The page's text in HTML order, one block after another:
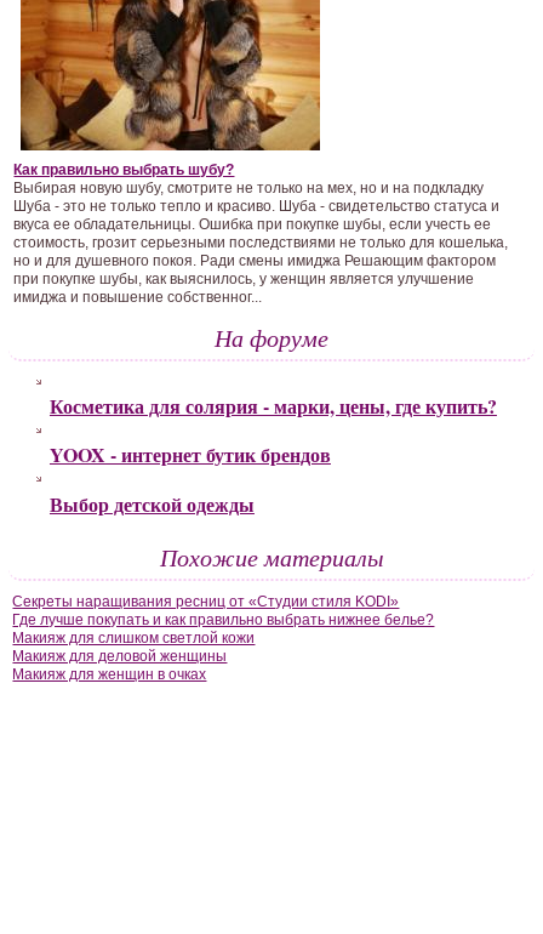
Как правильно выбрать шубу?
Выбирая новую шубу, смотрите не только на мех, но и на подкладку
Шуба - это не только тепло и красиво. Шуба - свидетельство статуса и
вкуса ее обладательницы. Ошибка при покупке шубы, если учесть ее
стоимость, грозит серьезными последствиями не только для кошелька,
но и для душевного покоя. Ради смены имиджа Решающим фактором
при покупке шубы, как выяснилось, у женщин является улучшение
имиджа и повышение собственног...
На форуме
Косметика для солярия - марки, цены, где купить?
YOOX - интернет бутик брендов
Выбор детской одежды
Похожие материалы
Секреты наращивания ресниц от «Студии стиля KODI»
Где лучше покупать и как правильно выбрать нижнее белье?
Макияж для слишком светлой кожи
Макияж для деловой женщины
Макияж для женщин в очках